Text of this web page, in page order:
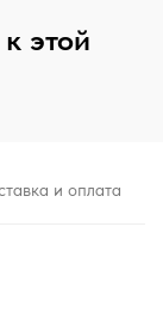
этой
и оплата